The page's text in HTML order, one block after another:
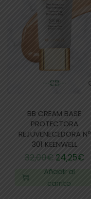
BB CREAM BASE
PROTECTORA
REJUVENECEDORA Nº
301 KEENWELL
32,00€ 24,25€
Añadir al
carrito